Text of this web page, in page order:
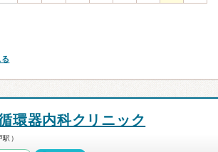
環器内科クリニック
）